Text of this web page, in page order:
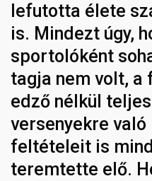
lefutotta élete
is. Mindezt úgy,
sportolóként
tagja nem volt, a
edző nélkül
versenyekre
feltételeit is
teremtette elő.